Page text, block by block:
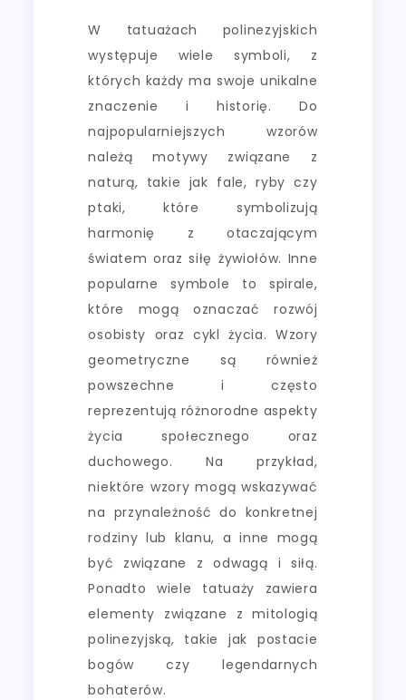
W tatuażach polinezyjskich
występuje wiele symboli, z
których każdy ma swoje unikalne
znaczenie i historię. Do
najpopularniejszych wzorów
należą motywy związane z
naturą, takie jak fale, ryby czy
ptaki, które symbolizują
harmonię z otaczającym
światem oraz siłę żywiołów. Inne
popularne symbole to spirale,
które mogą oznaczać rozwój
osobisty oraz cykl życia. Wzory
geometryczne są również
powszechne i często
reprezentują różnorodne aspekty
życia społecznego oraz
duchowego. Na przykład,
niektóre wzory mogą wskazywać
na przynależność do konkretnej
rodziny lub klanu, a inne mogą
być związane z odwagą i siłą.
Ponadto wiele tatuaży zawiera
elementy związane z mitologią
polinezyjską, takie jak postacie
bogów czy legendarnych
bohaterów.